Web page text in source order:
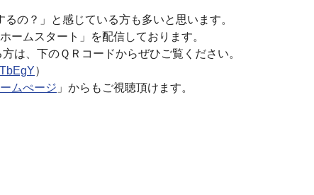
の？」と感じている方も多いと思います。
ムスタート」を配信しております。
は、下のＱＲコードからぜひご覧ください。
）
ムぺージ 」からもご視聴頂けます。